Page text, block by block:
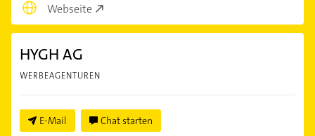
Webseite
HYGH AG
WERBEAGENTUREN
E-Mail Chat starten